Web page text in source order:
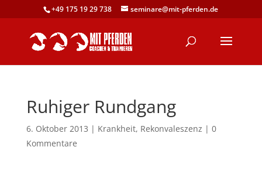
+49 175 19 29 738 seminare@mit-pferden.de
Ruhiger Rundgang
6. Oktober 2013 | Krankheit, Rekonvaleszenz | 0
Kommentare